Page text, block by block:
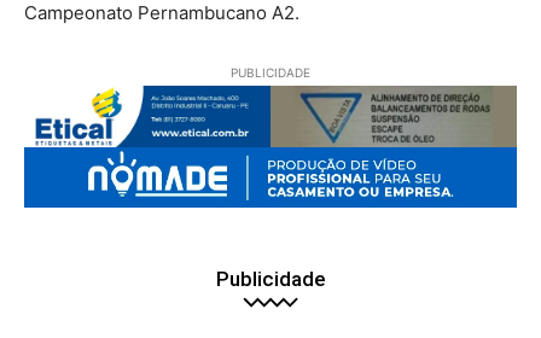
Campeonato Pernambucano A2.
PUBLICIDADE
Publicidade